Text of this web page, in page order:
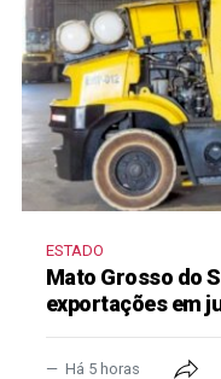
ESTADO
Mato Grosso do
exportações em
Há 5 horas